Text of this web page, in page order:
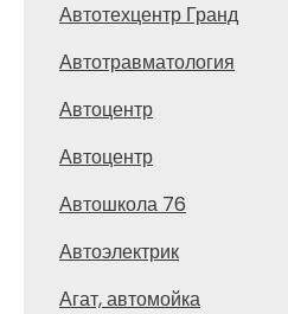
Автотехцентр Гранд
Автотравматология
Автоцентр
Автоцентр
Автошкола 76
Автоэлектрик
Агат, автомойка